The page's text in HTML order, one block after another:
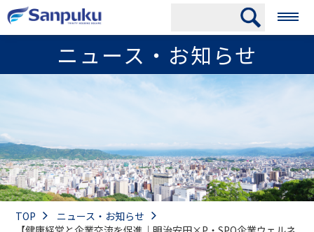
ニュース・お知らせ
TOP
ニュース・お知らせ